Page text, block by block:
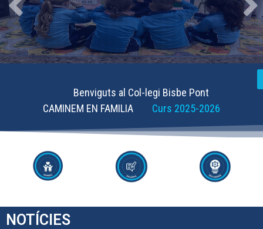
Benviguts al Col-legi Bisbe Pont
CAMINEM EN FAMILIA Curs 2025-2026
NOTÍCIES